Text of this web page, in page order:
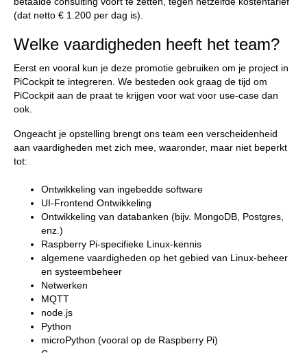
(dat netto € 1.200 per dag is).
Welke vaardigheden heeft het team?
Eerst en vooral kun je deze promotie gebruiken om je project in
PiCockpit te integreren. We besteden ook graag de tijd om
PiCockpit aan de praat te krijgen voor wat voor use-case dan
ook.
Ongeacht je opstelling brengt ons team een verscheidenheid
aan vaardigheden met zich mee, waaronder, maar niet beperkt
tot:
Ontwikkeling van ingebedde software
UI-Frontend Ontwikkeling
Ontwikkeling van databanken (bijv. MongoDB, Postgres,
enz.)
Raspberry Pi-specifieke Linux-kennis
algemene vaardigheden op het gebied van Linux-beheer
en systeembeheer
Netwerken
MQTT
node.js
Python
microPython (vooral op de Raspberry Pi)